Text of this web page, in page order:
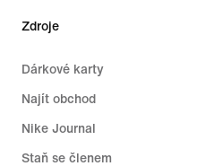
Zdroje
Dárkové karty
Najít obchod
Nike Journal
Staň se členem